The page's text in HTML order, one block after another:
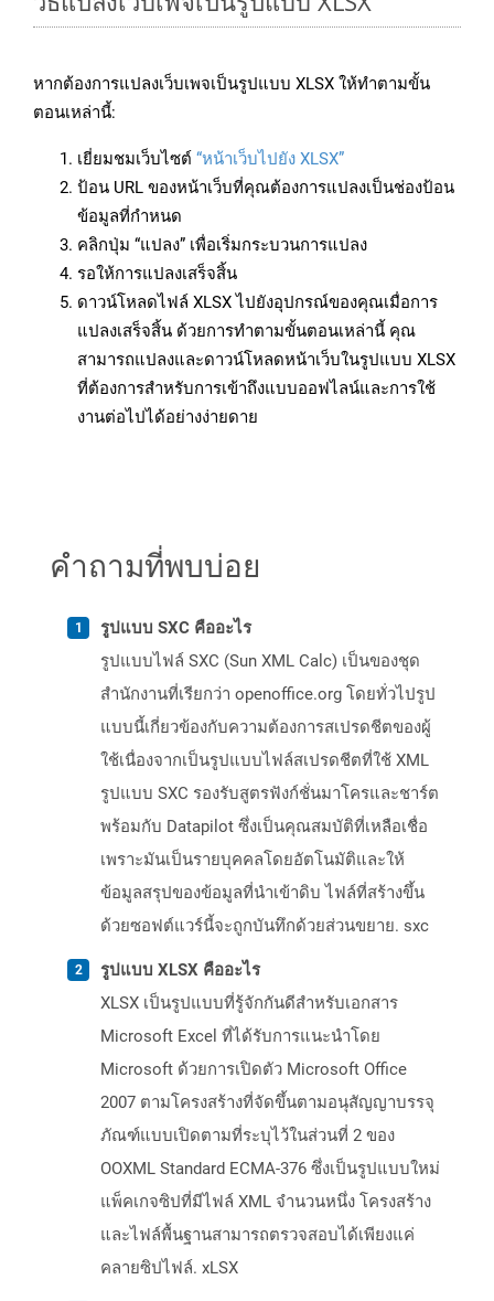
หากต้องการแปลงเว็บเพจเป็นรูปแบบ XLSX ให้ทำตามขั้น
ตอนเหล่านี้:
เยี่ยมชมเว็บไซต์ “หน้าเว็บไปยัง XLSX”
ป้อน URL ของหน้าเว็บที่คุณต้องการแปลงเป็นช่องป้อน
ข้อมูลที่กำหนด
คลิกปุ่ม “แปลง” เพื่อเริ่มกระบวนการแปลง
รอให้การแปลงเสร็จสิ้น
ดาวน์โหลดไฟล์ XLSX ไปยังอุปกรณ์ของคุณเมื่อการ
แปลงเสร็จสิ้น ด้วยการทำตามขั้นตอนเหล่านี้ คุณ
สามารถแปลงและดาวน์โหลดหน้าเว็บในรูปแบบ XLSX
ที่ต้องการสำหรับการเข้าถึงแบบออฟไลน์และการใช้
งานต่อไปได้อย่างง่ายดาย
คำถามที่พบบ่อย
รูปแบบ SXC คืออะไร
รูปแบบไฟล์ SXC (Sun XML Calc) เป็นของชุด
สำนักงานที่เรียกว่า openoffice.org โดยทั่วไปรูป
แบบนี้เกี่ยวข้องกับความต้องการสเปรดชีตของผู้
ใช้เนื่องจากเป็นรูปแบบไฟล์สเปรดชีตที่ใช้ XML
รูปแบบ SXC รองรับสูตรฟังก์ชั่นมาโครและชาร์ต
พร้อมกับ Datapilot ซึ่งเป็นคุณสมบัติที่เหลือเชื่อ
เพราะมันเป็นรายบุคคลโดยอัตโนมัติและให้
ข้อมูลสรุปของข้อมูลที่นำเข้าดิบ ไฟล์ที่สร้างขึ้น
ด้วยซอฟต์แวร์นี้จะถูกบันทึกด้วยส่วนขยาย. sxc
รูปแบบ XLSX คืออะไร
XLSX เป็นรูปแบบที่รู้จักกันดีสำหรับเอกสาร
Microsoft Excel ที่ได้รับการแนะนำโดย
Microsoft ด้วยการเปิดตัว Microsoft Office
2007 ตามโครงสร้างที่จัดขึ้นตามอนุสัญญาบรรจุ
ภัณฑ์แบบเปิดตามที่ระบุไว้ในส่วนที่ 2 ของ
OOXML Standard ECMA-376 ซึ่งเป็นรูปแบบใหม่
แพ็คเกจซิปที่มีไฟล์ XML จำนวนหนึ่ง โครงสร้าง
และไฟล์พื้นฐานสามารถตรวจสอบได้เพียงแค่
คลายซิปไฟล์. xLSX